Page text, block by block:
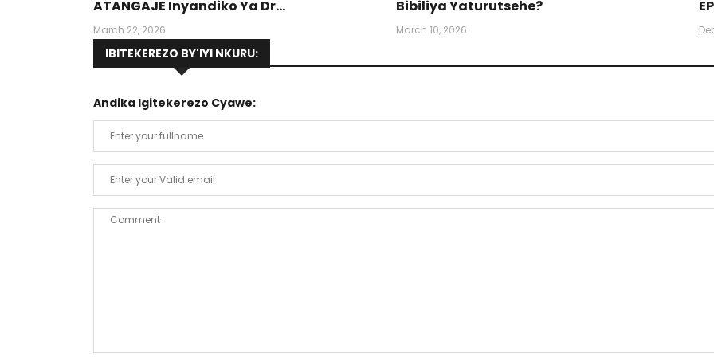
ATANGAJE Inyandiko Ya Dr
Munyansanga Olivier, Umwalimu Muri
PUR (Protestant University Of Rwanda)
March 22, 2026
Bibiliya Yaturutsehe?
March 10, 2026
IBITEKEREZO BY'IYI NKURU:
Andika Igitekerezo Cyawe: